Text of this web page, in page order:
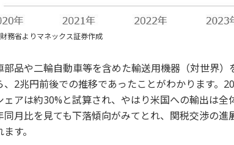
務省よりマネックス証券作成
部品や二輪自動車等を含めた輸送用機器（対世界
、2兆円前後での推移であったことがわかります。
ェアは約30%と試算され、やはり米国への輸出は
同月比を見ても下落傾向がみてとれ、関税交渉の
す。